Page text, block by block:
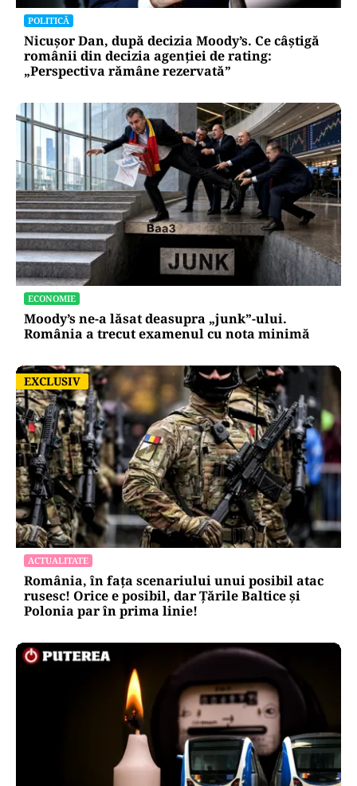
POLITICĂ
Nicușor Dan, după decizia Moody’s. Ce câștigă
românii din decizia agenției de rating:
„Perspectiva rămâne rezervată”
ECONOMIE
Moody’s ne-a lăsat deasupra „junk”-ului.
România a trecut examenul cu nota minimă
EXCLUSIV
EXCLUSIV
ACTUALITATE
România, în fața scenariului unui posibil atac
rusesc! Orice e posibil, dar Țările Baltice și
Polonia par în prima linie!